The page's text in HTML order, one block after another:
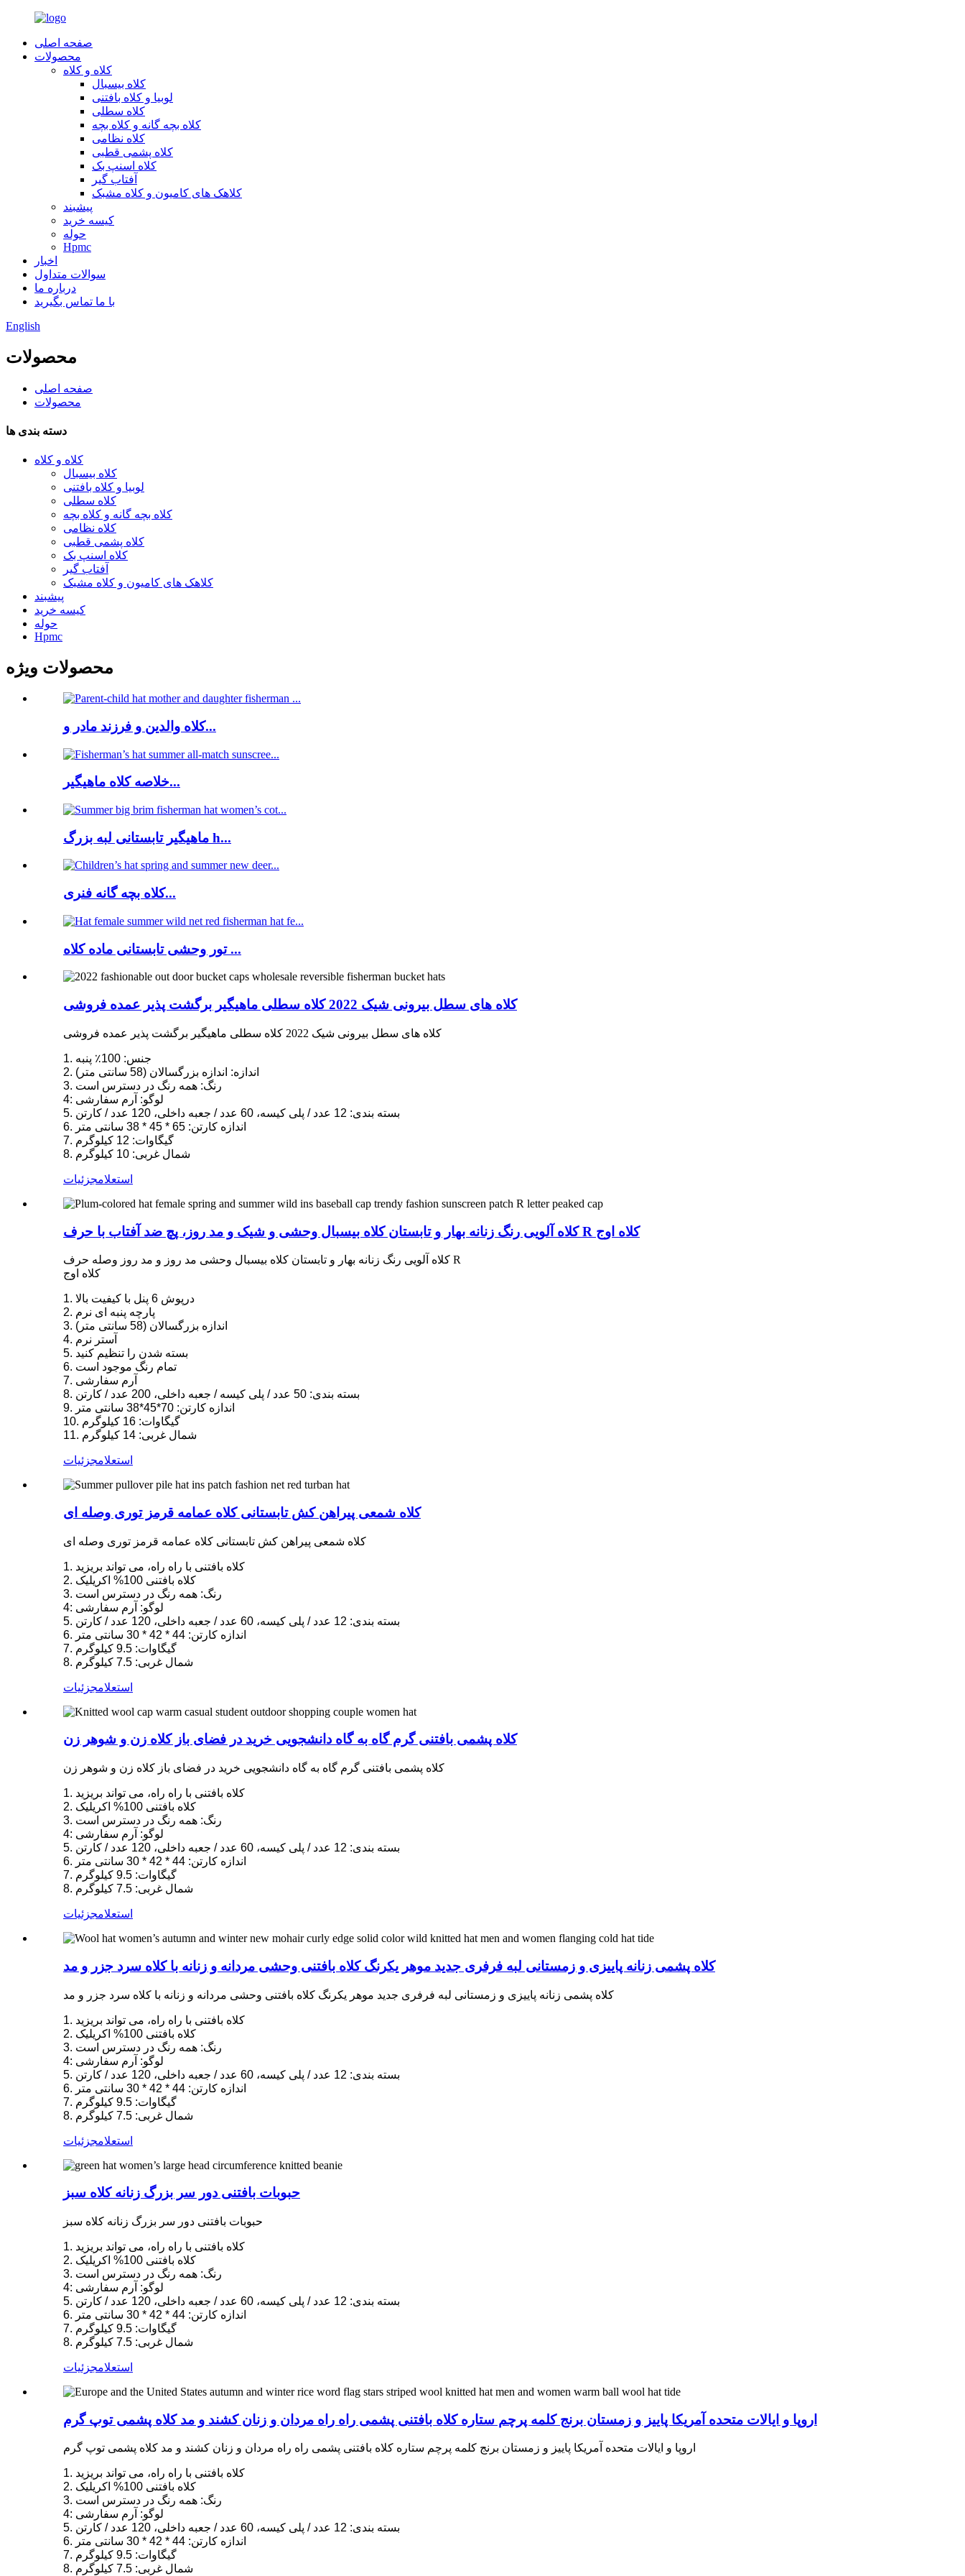
صفحه اصلی
محصولات
کلاه و کلاه
کلاه بیسبال
لوبیا و کلاه بافتنی
کلاه سطلی
کلاه بچه گانه و کلاه بچه
کلاه نظامی
کلاه پشمی قطبی
کلاه اسنپ بک
آفتاب گیر
کلاهک های کامیون و کلاه مشبک
پیشبند
کیسه خرید
حوله
Hpmc
اخبار
سوالات متداول
درباره ما
با ما تماس بگیرید
English
محصولات
صفحه اصلی
محصولات
دسته بندی ها
کلاه و کلاه
کلاه بیسبال
لوبیا و کلاه بافتنی
کلاه سطلی
کلاه بچه گانه و کلاه بچه
کلاه نظامی
کلاه پشمی قطبی
کلاه اسنپ بک
آفتاب گیر
کلاهک های کامیون و کلاه مشبک
پیشبند
کیسه خرید
حوله
Hpmc
محصولات ویژه
کلاه والدین و فرزند مادر و...
خلاصه کلاه ماهیگیر...
ماهیگیر تابستانی لبه بزرگ h...
کلاه بچه گانه فنری...
تور وحشی تابستانی ماده کلاه ...
کلاه های سطل بیرونی شیک 2022 کلاه سطلی ماهیگیر برگشت پذیر عمده فروشی
کلاه های سطل بیرونی شیک 2022 کلاه سطلی ماهیگیر برگشت پذیر عمده فروشی
1. جنس: 100٪ پنبه
2. اندازه: اندازه بزرگسالان (58 سانتی متر)
3. رنگ: همه رنگ در دسترس است
4: لوگو: آرم سفارشی
5. بسته بندی: 12 عدد / پلی کیسه، 60 عدد / جعبه داخلی، 120 عدد / کارتن
6. اندازه کارتن: 65 * 45 * 38 سانتی متر
7. گیگاوات: 12 کیلوگرم
8. شمال غربی: 10 کیلوگرم
استعلامجزئیات
کلاه آلویی رنگ زنانه بهار و تابستان کلاه بیسبال وحشی و شیک و مد روز، پچ ضد آفتاب با حرف R کلاه اوج
کلاه آلویی رنگ زنانه بهار و تابستان کلاه بیسبال وحشی مد روز و مد روز وصله حرف R
کلاه اوج
1. درپوش 6 پنل با کیفیت بالا
2. پارچه پنبه ای نرم
3. اندازه بزرگسالان (58 سانتی متر)
4. آستر نرم
5. بسته شدن را تنظیم کنید
6. تمام رنگ موجود است
7. آرم سفارشی
8. بسته بندی: 50 عدد / پلی کیسه / جعبه داخلی، 200 عدد / کارتن
9. اندازه کارتن: 70*45*38 سانتی متر
10. گیگاوات: 16 کیلوگرم
11. شمال غربی: 14 کیلوگرم
استعلامجزئیات
کلاه شمعی پیراهن کش تابستانی کلاه عمامه قرمز توری وصله ای
کلاه شمعی پیراهن کش تابستانی کلاه عمامه قرمز توری وصله ای
1. کلاه بافتنی با راه راه، می تواند بریزید
2. کلاه بافتنی 100% اکریلیک
3. رنگ: همه رنگ در دسترس است
4: لوگو: آرم سفارشی
5. بسته بندی: 12 عدد / پلی کیسه، 60 عدد / جعبه داخلی، 120 عدد / کارتن
6. اندازه کارتن: 44 * 42 * 30 سانتی متر
7. گیگاوات: 9.5 کیلوگرم
8. شمال غربی: 7.5 کیلوگرم
استعلامجزئیات
کلاه پشمی بافتنی گرم گاه به گاه دانشجویی خرید در فضای باز کلاه زن و شوهر زن
کلاه پشمی بافتنی گرم گاه به گاه دانشجویی خرید در فضای باز کلاه زن و شوهر زن
1. کلاه بافتنی با راه راه، می تواند بریزید
2. کلاه بافتنی 100% اکریلیک
3. رنگ: همه رنگ در دسترس است
4: لوگو: آرم سفارشی
5. بسته بندی: 12 عدد / پلی کیسه، 60 عدد / جعبه داخلی، 120 عدد / کارتن
6. اندازه کارتن: 44 * 42 * 30 سانتی متر
7. گیگاوات: 9.5 کیلوگرم
8. شمال غربی: 7.5 کیلوگرم
استعلامجزئیات
کلاه پشمی زنانه پاییزی و زمستانی لبه فرفری جدید موهر یکرنگ کلاه بافتنی وحشی مردانه و زنانه با کلاه سرد جزر و مد
کلاه پشمی زنانه پاییزی و زمستانی لبه فرفری جدید موهر یکرنگ کلاه بافتنی وحشی مردانه و زنانه با کلاه سرد جزر و مد
1. کلاه بافتنی با راه راه، می تواند بریزید
2. کلاه بافتنی 100% اکریلیک
3. رنگ: همه رنگ در دسترس است
4: لوگو: آرم سفارشی
5. بسته بندی: 12 عدد / پلی کیسه، 60 عدد / جعبه داخلی، 120 عدد / کارتن
6. اندازه کارتن: 44 * 42 * 30 سانتی متر
7. گیگاوات: 9.5 کیلوگرم
8. شمال غربی: 7.5 کیلوگرم
استعلامجزئیات
حبوبات بافتنی دور سر بزرگ زنانه کلاه سبز
حبوبات بافتنی دور سر بزرگ زنانه کلاه سبز
1. کلاه بافتنی با راه راه، می تواند بریزید
2. کلاه بافتنی 100% اکریلیک
3. رنگ: همه رنگ در دسترس است
4: لوگو: آرم سفارشی
5. بسته بندی: 12 عدد / پلی کیسه، 60 عدد / جعبه داخلی، 120 عدد / کارتن
6. اندازه کارتن: 44 * 42 * 30 سانتی متر
7. گیگاوات: 9.5 کیلوگرم
8. شمال غربی: 7.5 کیلوگرم
استعلامجزئیات
اروپا و ایالات متحده آمریکا پاییز و زمستان برنج کلمه پرچم ستاره کلاه بافتنی پشمی راه راه مردان و زنان کشند و مد کلاه پشمی توپ گرم
اروپا و ایالات متحده آمریکا پاییز و زمستان برنج کلمه پرچم ستاره کلاه بافتنی پشمی راه راه مردان و زنان کشند و مد کلاه پشمی توپ گرم
1. کلاه بافتنی با راه راه، می تواند بریزید
2. کلاه بافتنی 100% اکریلیک
3. رنگ: همه رنگ در دسترس است
4: لوگو: آرم سفارشی
5. بسته بندی: 12 عدد / پلی کیسه، 60 عدد / جعبه داخلی، 120 عدد / کارتن
6. اندازه کارتن: 44 * 42 * 30 سانتی متر
7. گیگاوات: 9.5 کیلوگرم
8. شمال غربی: 7.5 کیلوگرم